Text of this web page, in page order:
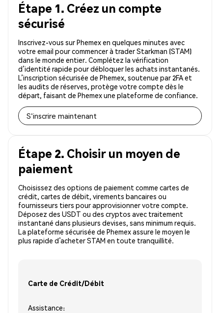
Étape 1. Créez un compte
sécurisé
Inscrivez-vous sur Phemex en quelques minutes avec
votre email pour commencer à trader Starkman (STAM)
dans le monde entier. Complétez la vérification
d’identité rapide pour débloquer les achats instantanés.
L’inscription sécurisée de Phemex, soutenue par 2FA et
les audits de réserves, protège votre compte dès le
départ, faisant de Phemex une plateforme de confiance.
S'inscrire maintenant
Étape 2. Choisir un moyen de
paiement
Choisissez des options de paiement comme cartes de
crédit, cartes de débit, virements bancaires ou
fournisseurs tiers pour approvisionner votre compte.
Déposez des USDT ou des cryptos avec traitement
instantané dans plusieurs devises, sans minimum requis.
La plateforme sécurisée de Phemex assure le moyen le
plus rapide d’acheter STAM en toute tranquillité.
Carte de Crédit/Débit
Assistance: